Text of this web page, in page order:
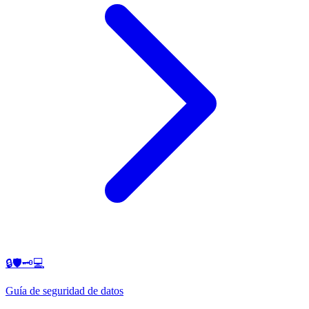
🔒🛡️🗝️💻
Guía de seguridad de datos